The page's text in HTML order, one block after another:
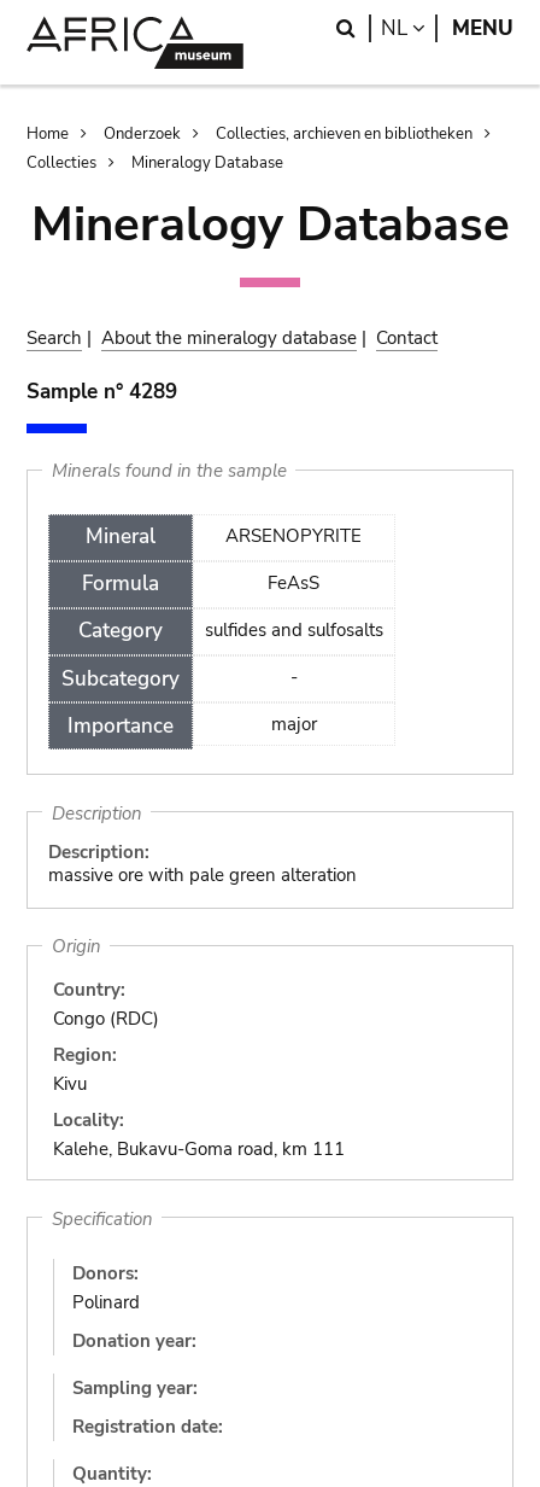
Search
NL LANGUAGE
MENU
Breadcrumb
Home Onderzoek
Collecties, archieven en bibliotheken
Collecties
Mineralogy Database
Mineralogy Database
Search |About the mineralogy database | Contact
Sample n° 4289
Minerals found in the sample
Mineral
Formula
Category
Subcategory
Importance
ARSENOPYRITE
FeAsS
sulfides and sulfosalts
-
major
Description
Description:
massive ore with pale green alteration
Origin
Country:
Congo (RDC)
Region:
Kivu
Locality:
Kalehe, Bukavu-Goma road, km 111
Specification
Donors:
Polinard
Donation year:
Sampling year:
Registration date:
Quantity: